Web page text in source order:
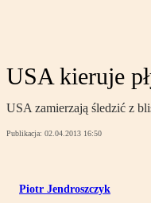
USA kieruje
USA zamierzają śledzić z
Publikacja: 02.04.2013 16:50
Piotr Jendroszczyk